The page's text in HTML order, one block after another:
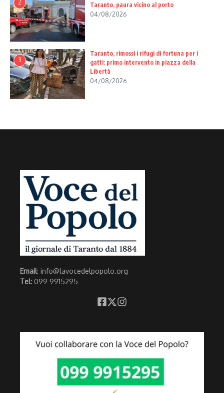
2
Taranto, paura vicino al porto
04/08/2026
3
Taranto, rimossi i rifugi di fortuna per i
gatti: primo intervento in piazza della
Libertà
04/08/2026
Email: info@lavocedelpopolo.org
Tel: 099 9915295